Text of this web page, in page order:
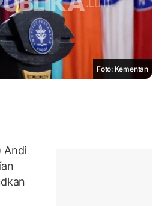
Foto: Kementan
Andi